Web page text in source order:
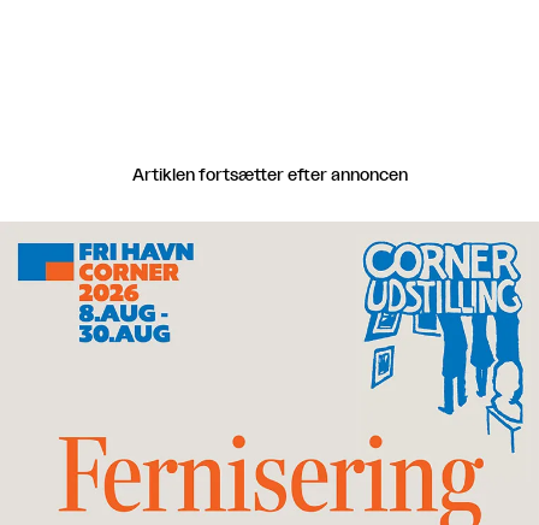
Artiklen fortsætter efter annoncen